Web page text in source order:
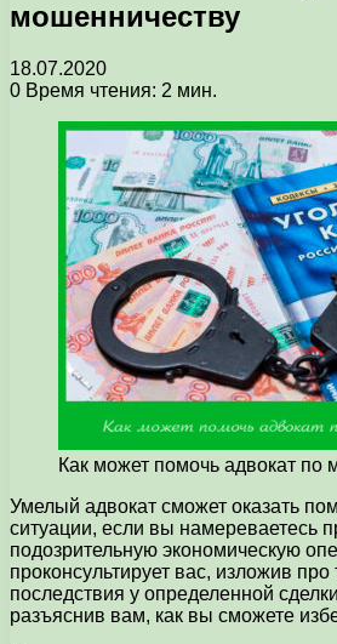
мошенничеству
18.07.2020
0 Время чтения: 2 мин.
Как может помочь адвокат по
Умелый адвокат сможет оказать
ситуации, если вы намереваетесь
подозрительную экономическую
проконсультирует вас, изложив про
последствия у определенной
разъяснив вам, как вы сможете